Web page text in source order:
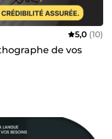
5,0 (10)
de vos